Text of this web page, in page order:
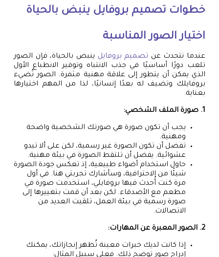
خطوات تصميم بروفايل ينبض بالحياة
اختيار الصور المناسبة
عندما نتحدث عن تصميم بروفايل ينبض بالحياة، فإن الصور
تلعب دورًا أساسيًا في جذب الانتباه وتوفير الانطباع الأول
الذي يمكن أن يتطور إلى علاقة مهنية مثمرة. الصور تُضيء
بروفايلك وتضيف له بعدًا إنسانيًا، لذا من المهم اختيارها
بعناية.
1. صورة الملف الشخصي:
يجب أن تكون صورة هي صورتك الشخصية واضحة
ومهنية.
تفضل أن تكون الصورة غير رسمية، لكن على ألا تبدو
عشوائية. يفضل أن تلتقط الصورة في بيئة مهنية.
حاول استخدام أضواء طبيعية، إذ تعكس جودة الصورة
شيئًا من الاحترافية، وسأشارك تجربتي هنا. في أول
مرة كنت أُحدث فيها بروفايلي، استخدمت صورة في
مطعم مع الأصدقاء. لكن بعد أن قمت بتغييرها إلى
صورة رسمية في بيئة العمل، تلقيت العديد من
الاتصالات.
2. الصور المعبرة عن المهارات:
إذا كانت لديك خبرات معينة تُظهر إنجازاتك، يمكنك
إدراج صور توضح ذلك. فعلي سبيل المثال: